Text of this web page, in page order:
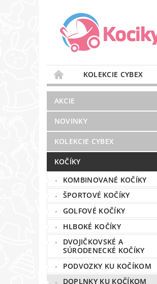
KOLEKCIE CYBEX
STAROSTLIVOSŤ O VZDUCH
BLOG
PREDAJŇA
AKCIE
NOVINKY
KOLEKCIE CYBEX
KOČÍKY
KOMBINOVANÉ KOČÍKY
ŠPORTOVÉ KOČÍKY
GOLFOVÉ KOČÍKY
HLBOKÉ KOČÍKY
DVOJIČKOVSKÉ A
SÚRODENECKÉ KOČÍKY
PODVOZKY KU KOČÍKOM
DOPLNKY KU KOČÍKOM